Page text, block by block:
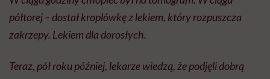
Ale wtedy, w sierpniu, nikt nie miał pewności. Dlatego
ponad pół roku zwlekali z opowiedzeniem tej historii.